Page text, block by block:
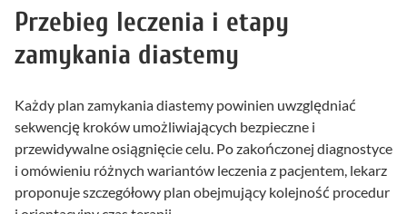
Przebieg leczenia i etapy
zamykania diastemy
Każdy plan zamykania diastemy powinien uwzględniać
sekwencję kroków umożliwiających bezpieczne i
przewidywalne osiągnięcie celu. Po zakończonej diagnostyce
i omówieniu różnych wariantów leczenia z pacjentem, lekarz
proponuje szczegółowy plan obejmujący kolejność procedur